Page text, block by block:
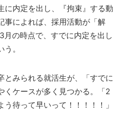
に内定を出し、『拘束』する動
事によれば、採用活動が「解
の時点で、すでに内定を出し
。
みられる就活生が、「すでに
くケースが多く見つかる。「2
待って早いって！！！！！」